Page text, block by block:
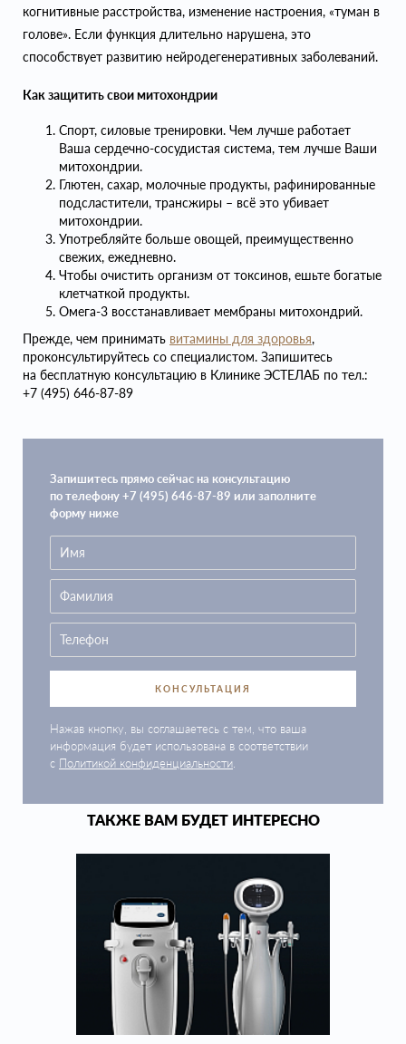
когнитивные расстройства, изменение настроения, «туман в
голове». Если функция длительно нарушена, это
способствует развитию нейродегенеративных заболеваний.
Как защитить свои митохондрии
Спорт, силовые тренировки. Чем лучше работает
Ваша сердечно-сосудистая система, тем лучше Ваши
митохондрии.
Глютен, сахар, молочные продукты, рафинированные
подсластители, трансжиры – всё это убивает
митохондрии.
Употребляйте больше овощей, преимущественно
свежих, ежедневно.
Чтобы очистить организм от токсинов, ешьте богатые
клетчаткой продукты.
Омега-3 восстанавливает мембраны митохондрий.
Прежде, чем принимать витамины для здоровья,
проконсультируйтесь со специалистом. Запишитесь
на бесплатную консультацию в Клинике ЭСТЕЛАБ по тел.:
+7 (495) 646-87-89
Запишитесь прямо сейчас на консультацию
по телефону +7 (495) 646-87-89 или заполните
форму ниже
КОНСУЛЬТАЦИЯ
Нажав кнопку, вы соглашаетесь с тем, что ваша
информация будет использована в соответствии
с Политикой конфиденциальности
ТАКЖЕ ВАМ БУДЕТ ИНТЕРЕСНО